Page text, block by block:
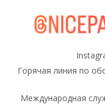
Горячая линия по
Международная